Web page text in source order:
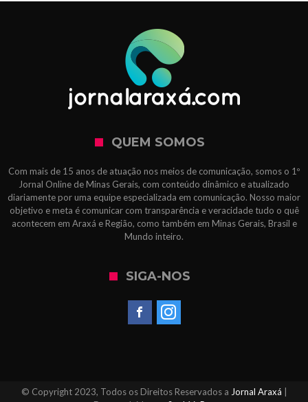
QUEM SOMOS
Com mais de 15 anos de atuação nos meios de comunicação, somos o 1º
Jornal Online de Minas Gerais, com conteúdo dinâmico e atualizado
diariamente por uma equipe especializada em comunicação. Nosso maior
objetivo e meta é comunicar com transparência e veracidade tudo o quê
acontecem em Araxá e Região, como também em Minas Gerais, Brasil e
Mundo inteiro.
SIGA-NOS
© Copyright 2023, Todos os Direitos Reservados a Jornal Araxá